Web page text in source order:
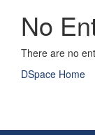
No
There are no
DSpace Home